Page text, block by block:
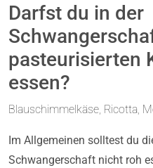
Darfst du in der
pasteurisierten
essen?
Blauschimmelkäse, Ricotta,
Im Allgemeinen solltest du
Schwangerschaft nicht roh